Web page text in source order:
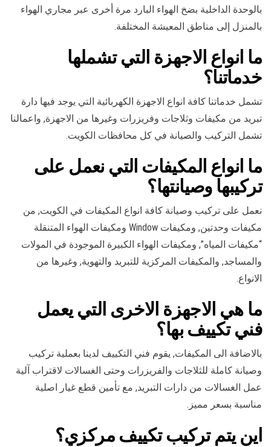
بالوحدة الداخلية بضخ الهواء البارد مرة أخرى عبر مجاري الهواء
بالمنزل إلى مناطق المعيشة المختلفة.
ما انواع الاجهزة التي تشملها
خدماتنا؟
تشمل خدماتنا كافة انواع الاجهزة الكهربائية التي يوجد فيها دارة
تبريد من مكيفات وثلاجات وفريزرات وغيرها من الاجهزة, واعمالنا
تشمل التركيب والصيانة في كل محافظات الكويت.
ما انواع المكيفات التي نعمل على
تركيبها وصيانتها؟
نعمل على تركيب وصيانة كافة انواع المكيفات في الكويت, من
مكيفات وحدتين, ومكيفات Window ومكيفات الهواء المتنقلة
“مكيفات المياه”, ومكيفات الهواء الكبيرة الموجودة في المولات
والمساجد, والمكيفات المركزية للتبريد والتهوية, وغيرها من
الانواع.
ما هي الاجهزة الاخرى التي يعمل
فني تكييف بها؟
بالاضافة الى المكيفات, يقوم فني التكييف لدينا بعملية تركيب
وصيانة كاملة للثلاجات والفريزرات وحتى الغسالات لاقتراب آلية
عمل الغسالات من دارات التبريد, مع تأمين قطع غيار اصلية
مناسبة بسعر مميز.
اين يتم تركيب تكييف مركزي؟